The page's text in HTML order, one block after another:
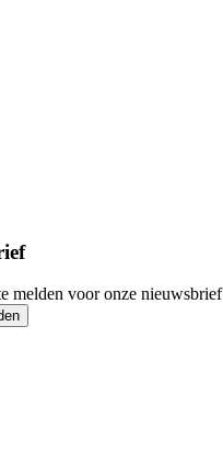
melden voor onze nieuwsbrief